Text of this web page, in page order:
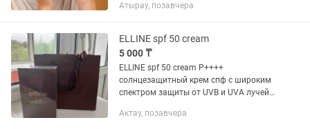
скидкой ! Можно забрать по адресу
Атырау, позавчера
ELLINE spf 50 cream
5 000 ₸
ELLINE spf 50 cream P++++
солнцезащитный крем спф с широким
спектром защиты от UVB и UVA лучей
накупили во время эфиров
Актау, позавчера